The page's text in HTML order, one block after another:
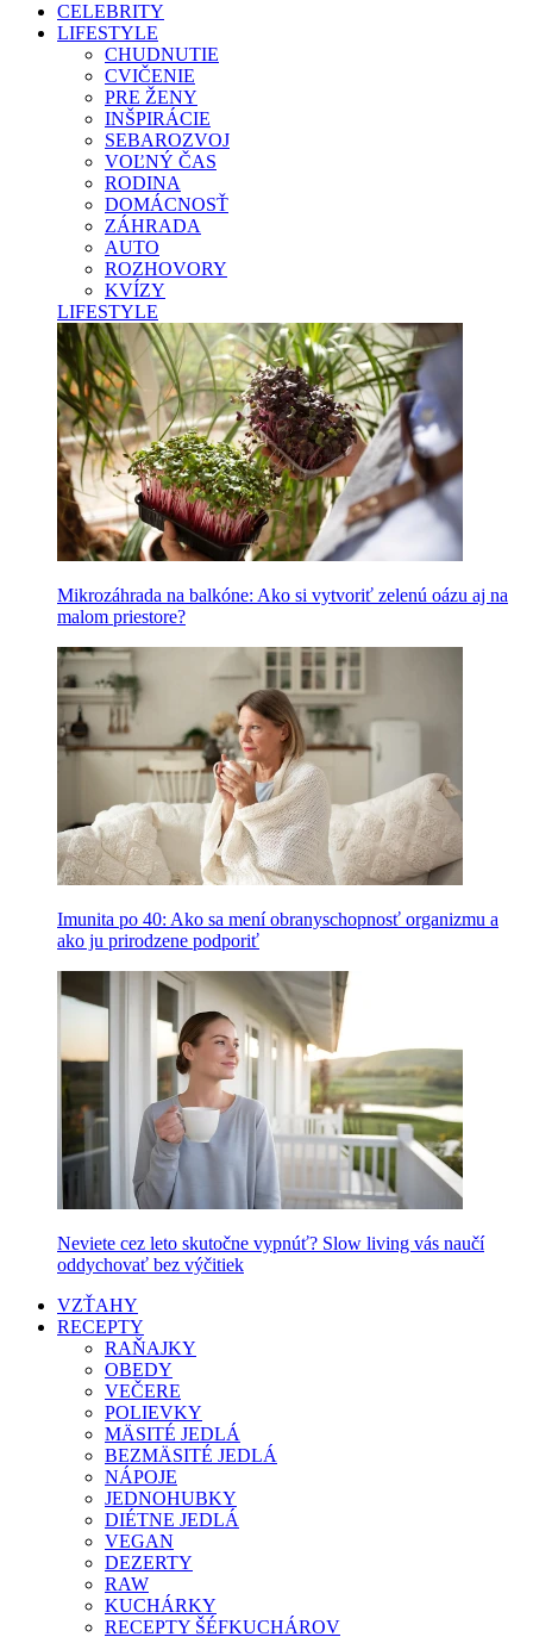
CELEBRITY
LIFESTYLE
CHUDNUTIE
CVIČENIE
PRE ŽENY
INŠPIRÁCIE
SEBAROZVOJ
VOĽNÝ ČAS
RODINA
DOMÁCNOSŤ
ZÁHRADA
AUTO
ROZHOVORY
KVÍZY
LIFESTYLE
Mikrozáhrada na balkóne: Ako si vytvoriť zelenú oázu aj na
malom priestore?
Imunita po 40: Ako sa mení obranyschopnosť organizmu a
ako ju prirodzene podporiť
Neviete cez leto skutočne vypnúť? Slow living vás naučí
oddychovať bez výčitiek
VZŤAHY
RECEPTY
RAŇAJKY
OBEDY
VEČERE
POLIEVKY
MÄSITÉ JEDLÁ
BEZMÄSITÉ JEDLÁ
NÁPOJE
JEDNOHUBKY
DIÉTNE JEDLÁ
VEGAN
DEZERTY
RAW
KUCHÁRKY
RECEPTY ŠÉFKUCHÁROV